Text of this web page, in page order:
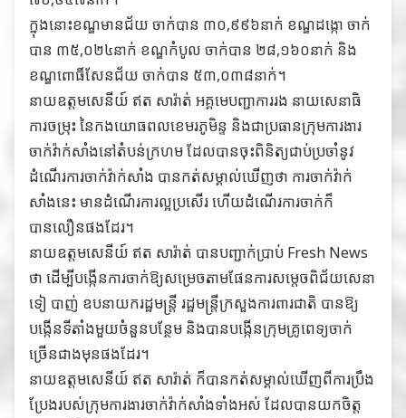
ក្នុងនោះខណ្ឌមានជ័យ ចាក់បាន ៣០,៩៩៦នាក់ ខណ្ឌដង្កោ ចាក់
បាន ៣៥,០២៤នាក់ ខណ្ឌកំបូល ចាក់បាន ២៨,១៦០នាក់ និង
ខណ្ឌពោធិ៍សែនជ័យ ចាក់បាន ៥៣,០៣៨នាក់។
នាយឧត្តមសេនីយ៍ ឥត សារ៉ាត់ អគ្គមេបញ្ជាការរង នាយសេនាធិ
ការចម្រុះ នៃកងយោធពលខេមរភូមិន្ទ និងជាប្រធានក្រុមការងារ
ចាក់វ៉ាក់សាំងនៅតំបន់ក្រហម ដែលបានចុះពិនិត្យជាប់ប្រចាំនូវ
ដំណើរការចាក់វ៉ាក់សាំង បានកត់សម្គាល់ឃើញថា ការចាក់វ៉ាក់
សាំងនេះ មានដំណើរការល្អប្រសើរ ហើយដំណើរការចាក់ក៏
បានលឿនផងដែរ។
នាយឧត្តមសេនីយ៍ ឥត សារ៉ាត់ បានបញ្ជាក់ប្រាប់ Fresh News
ថា ដើម្បីបង្កើនការចាក់ឱ្យសម្រេចតាមផែនការសម្តេចពិជ័យសេនា
ទៀ បាញ់ ឧបនាយករដ្ឋមន្ត្រី រដ្ឋមន្ត្រីក្រសួងការពារជាតិ បានឱ្យ
បង្កើនទីតាំងមួយចំនួនបន្ថែម និងបានបង្កើនក្រុមគ្រូពេទ្យចាក់
ច្រើនជាងមុនផងដែរ។
នាយឧត្តមសេនីយ៍ ឥត សារ៉ាត់ ក៏បានកត់សម្គាល់ឃើញពីការប្រឹង
ប្រែងរបស់ក្រុមការងារចាក់វ៉ាក់សាំងទាំងអស់ ដែលបានយកចិត្ត